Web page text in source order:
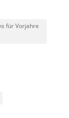
für Vorjahre